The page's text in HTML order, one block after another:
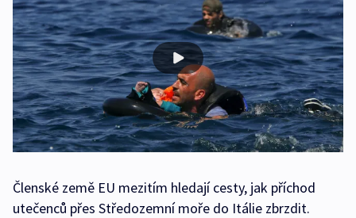
Členské země EU mezitím hledají cesty, jak příchod
utečenců přes Středozemní moře do Itálie zbrzdit.